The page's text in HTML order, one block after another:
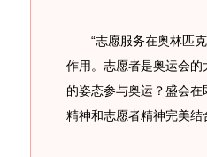
“志愿服务在奥林匹克
作用。志愿者是奥运会
的姿态参与奥运？盛会
精神和志愿者精神完美结